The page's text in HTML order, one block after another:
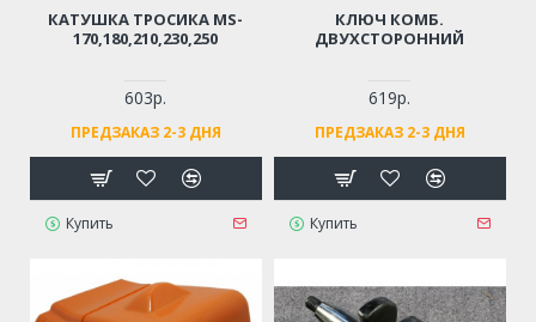
КАТУШКА ТРОСИКА MS-
170,180,210,230,250
603р.
ПРЕДЗАКАЗ 2-3 ДНЯ
Купить
КЛЮЧ КОМБ.
ДВУХСТОРОННИЙ
619р.
ПРЕДЗАКАЗ 2-3 ДНЯ
Купить